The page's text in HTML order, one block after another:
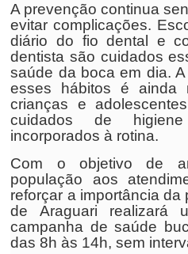
A prevenção continua
evitar complicações.
diário do fio dental e
dentista são cuidados
saúde da boca em dia.
esses hábitos é ainda
crianças e
cuidados de
incorporados à rotina.
Com o objetivo de
população aos
reforçar a importância da
de Araguari realizará
campanha de saúde
das 8h às 14h, sem